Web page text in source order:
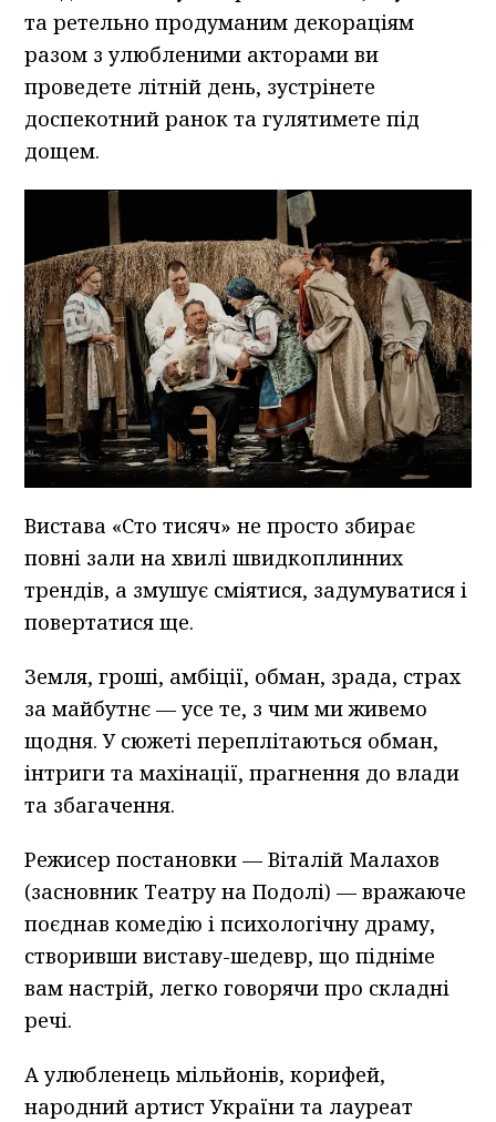
та ретельно продуманим декораціям
разом з улюбленими акторами ви
проведете літній день, зустрінете
доспекотний ранок та гулятимете під
дощем.
Вистава «Сто тисяч» не просто збирає
повні зали на хвилі швидкоплинних
трендів, а змушує сміятися, задумуватися і
повертатися ще.
Земля, гроші, амбіції, обман, зрада, страх
за майбутнє — усе те, з чим ми живемо
щодня. У сюжеті переплітаються обман,
інтриги та махінації, прагнення до влади
та збагачення.
Режисер постановки — Віталій Малахов
(засновник Театру на Подолі) — вражаюче
поєднав комедію і психологічну драму,
створивши виставу-шедевр, що підніме
вам настрій, легко говорячи про складні
речі.
А улюбленець мільйонів, корифей,
народний артист України та лауреат